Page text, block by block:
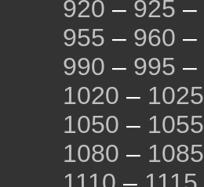
920 – 925 –
955 – 960 –
990 – 995 –
1020 – 1025
1050 – 1055
1080 – 1085